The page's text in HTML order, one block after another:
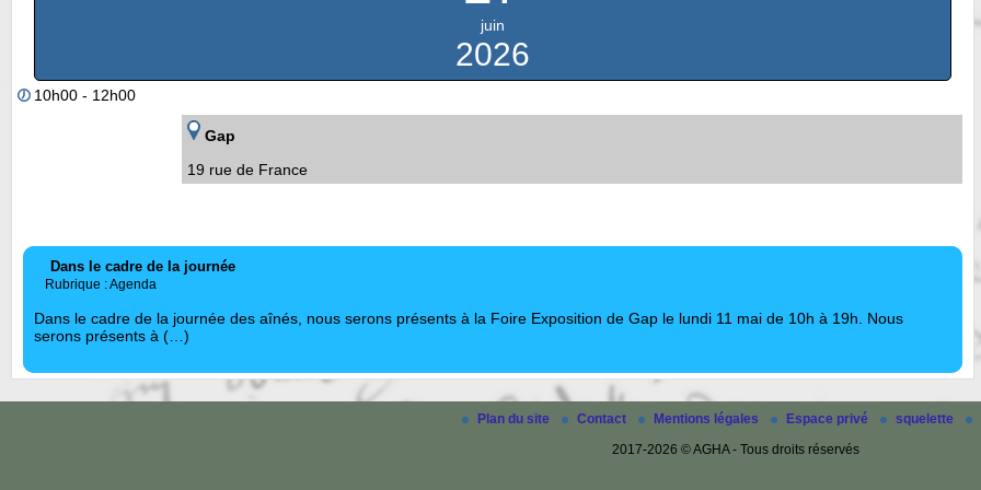
juin
2026
10h00 - 12h00
Gap
19 rue de France
Dans le cadre de la journée
Rubrique : Agenda
Dans le cadre de la journée des aînés, nous serons présents à la Foire Exposition de Gap le lundi 11 mai de 10h à 19h. Nous
serons présents à (…)
Plan du site Contact Mentions légales Espace privé
squelette
2017-2026 © AGHA - Tous droits réservés